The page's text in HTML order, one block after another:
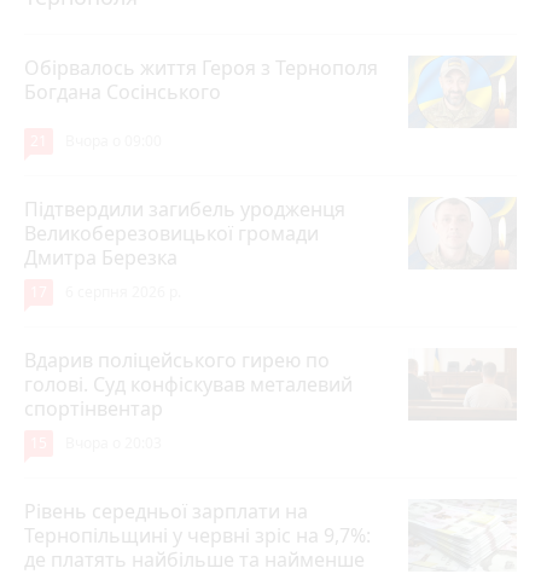
Обірвалось життя Героя з Тернополя
Богдана Сосінського
Підтвердили загибель уродженця
Великоберезовицької громади
Дмитра Березка
Вдарив поліцейського гирею по
голові. Суд конфіскував металевий
спортінвентар
Рівень середньої зарплати на
Тернопільщині у червні зріс на 9,7%:
де платять найбільше та найменше